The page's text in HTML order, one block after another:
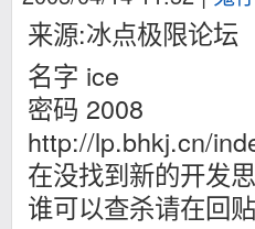
来源:冰点极限论坛
名字 ice
密码 2008
http://lp.bhkj.cn/
在没找到新的开发
谁可以查杀请在回